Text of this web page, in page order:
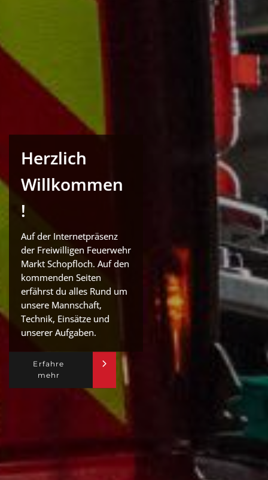
Herzlich
Willkommen
!
Auf der Internetpräsenz
der Freiwilligen Feuerwehr
Markt Schopfloch. Auf den
kommenden Seiten
erfährst du alles Rund um
unsere Mannschaft,
Technik, Einsätze und
unserer Aufgaben.
Erfahre
mehr